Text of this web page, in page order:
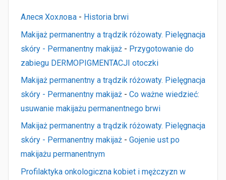
Алеся Хохлова - Historia brwi
Makijaż permanentny a trądzik różowaty. Pielęgnacja
skóry - Permanentny makijaż - Przygotowanie do
zabiegu DERMOPIGMENTACJI otoczki
Makijaż permanentny a trądzik różowaty. Pielęgnacja
skóry - Permanentny makijaż - Co ważne wiedzieć:
usuwanie makijażu permanentnego brwi
Makijaż permanentny a trądzik różowaty. Pielęgnacja
skóry - Permanentny makijaż - Gojenie ust po
makijażu permanentnym
Profilaktyka onkologiczna kobiet i mężczyzn w